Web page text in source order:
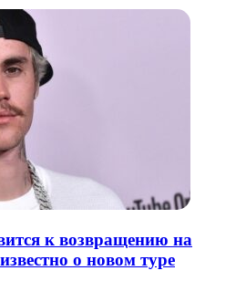
к возвращению на
о новом туре